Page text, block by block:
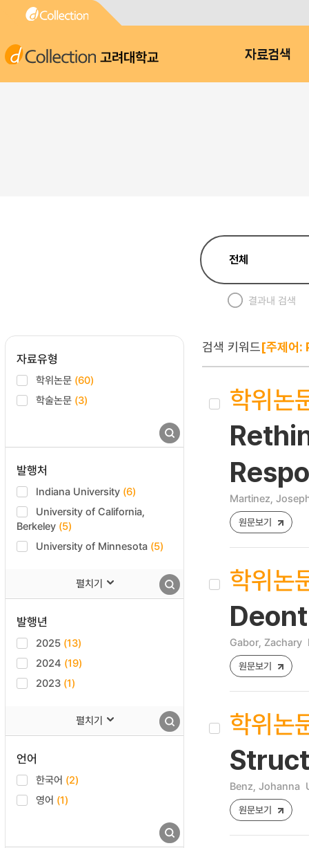
고려대학교 자료검색
결과내 검색
자료유형
학위논문 (60)
학술논문 (3)
발행처
Indiana University (6)
University of California,
Berkeley (5)
University of Minnesota (5)
펼치기
발행년
2025 (13)
2024 (19)
2023 (1)
펼치기
언어
한국어 (2)
영어 (1)
검색 키워드[주제어
학위논
Martinez,
원문보기
학위논
Gabor, Zachary
원문보기
학위논
Benz, Johanna
원문보기